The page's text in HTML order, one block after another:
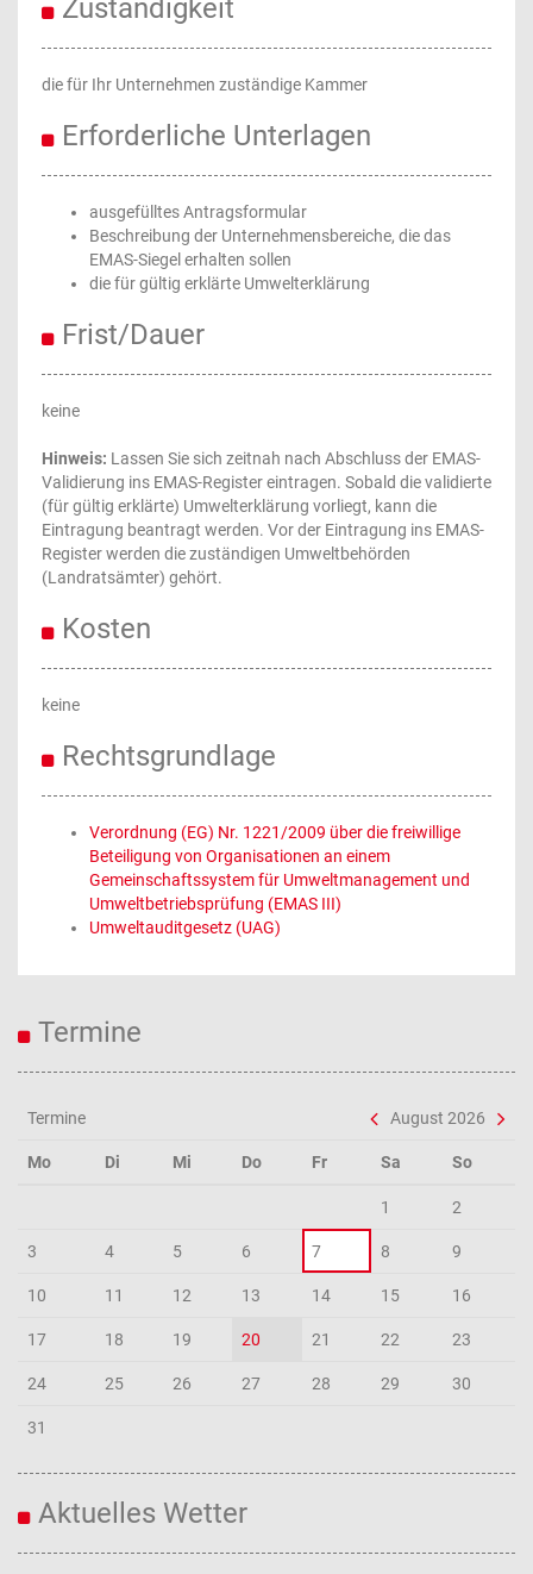
Zuständigkeit
die für Ihr Unternehmen zuständige Kammer
Erforderliche Unterlagen
ausgefülltes Antragsformular
Beschreibung der Unternehmensbereiche, die das
EMAS-Siegel erhalten sollen
die für gültig erklärte Umwelterklärung
Frist/Dauer
keine
Hinweis: Lassen Sie sich zeitnah nach Abschluss der EMAS-
Validierung ins EMAS-Register eintragen. Sobald die validierte
(für gültig erklärte) Umwelterklärung vorliegt, kann die
Eintragung beantragt werden. Vor der Eintragung ins EMAS-
Register werden die zuständigen Umweltbehörden
(Landratsämter) gehört.
Kosten
keine
Rechtsgrundlage
Verordnung (EG) Nr. 1221/2009 über die freiwillige
Beteiligung von Organisationen an einem
Gemeinschaftssystem für Umweltmanagement und
Umweltbetriebsprüfung (EMAS III)
Umweltauditgesetz (UAG)
Termine
Termine August 2026
Mo Di Mi Do Fr Sa So
1 2
3 4 5 6 7 8 9
10 11 12 13 14 15 16
17 18 19 20 21 22 23
24 25 26 27 28 29 30
31
Aktuelles Wetter